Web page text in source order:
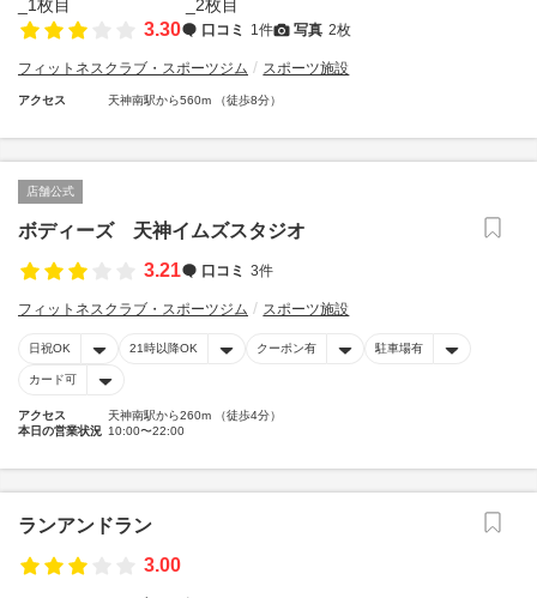
3.30 口コミ 1件 写真 2枚
フィットネスクラブ・スポーツジム スポーツ施設
アクセス 天神南駅から560m （徒歩8分）
店舗公式
ボディーズ 天神イムズスタジオ
3.21
口コミ 3件
フィットネスクラブ・スポーツジム スポーツ施設
日祝OK 21時以降OK クーポン有 駐車場有
カード可
アクセス
天神南駅から260m （徒歩4分）
本日の営業状況 10:00〜22:00
ランアンドラン
3.00